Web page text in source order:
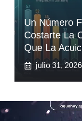
Un Número
Costarte La
Que La
julio 31, 2026